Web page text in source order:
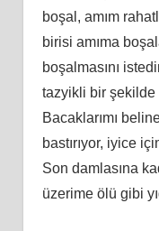
boşal, amım
birisi amıma
boşalmasını
tazyikli bir şekilde
Bacaklarımı
bastırıyor, iyice
Son damlasına
üzerime ölü gibi